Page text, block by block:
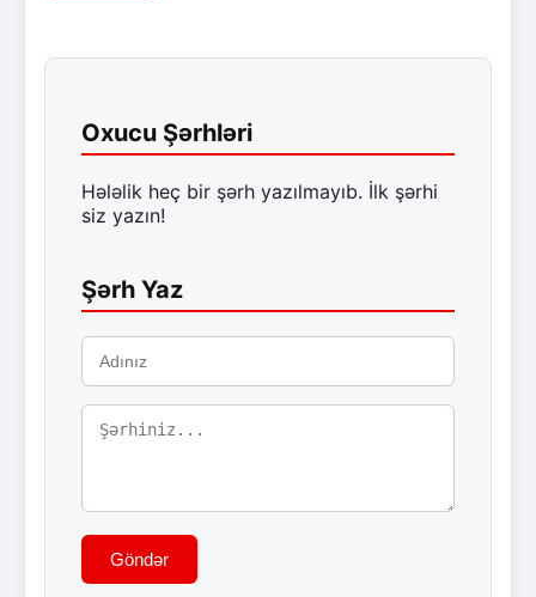
Oxucu Şərhləri
Hələlik heç bir şərh yazılmayıb. İlk şərhi
siz yazın!
Şərh Yaz
Göndər